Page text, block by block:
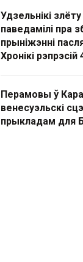
Удзельнікі
паведамілі пра
прыніжэнні
Хронікі рэпрэсій
Перамовы ў
венесуэльскі
прыкладам для